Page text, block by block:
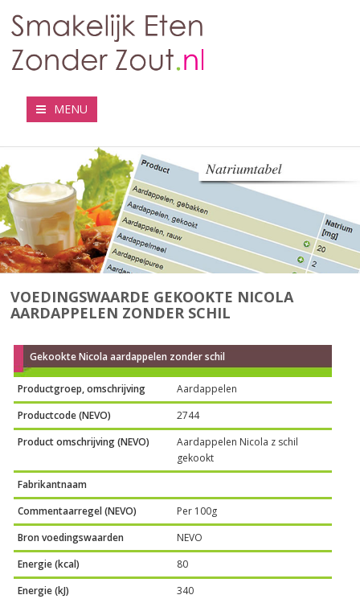
MENU
VOEDINGSWAARDE GEKOOKTE NICOLA
AARDAPPELEN ZONDER SCHIL
Gekookte Nicola aardappelen zonder schil
Productgroep, omschrijving
Aardappelen
Productcode (NEVO)
2744
Product omschrijving (NEVO)
Aardappelen Nicola z schil
gekookt
Fabrikantnaam
Commentaarregel (NEVO)
Per 100g
Bron voedingswaarden
NEVO
Energie (kcal)
80
Energie (kJ)
340